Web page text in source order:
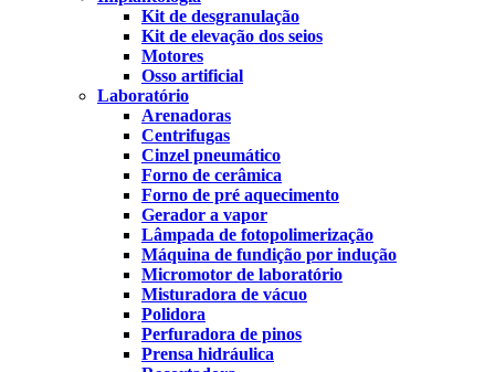
Kit de desgranulação
Kit de elevação dos seios
Motores
Osso artificial
Laboratório
Arenadoras
Centrifugas
Cinzel pneumático
Forno de cerâmica
Forno de pré aquecimento
Gerador a vapor
Lâmpada de fotopolimerização
Máquina de fundição por indução
Micromotor de laboratório
Misturadora de vácuo
Polidora
Perfuradora de pinos
Prensa hidráulica